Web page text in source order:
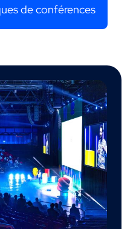
de conférences